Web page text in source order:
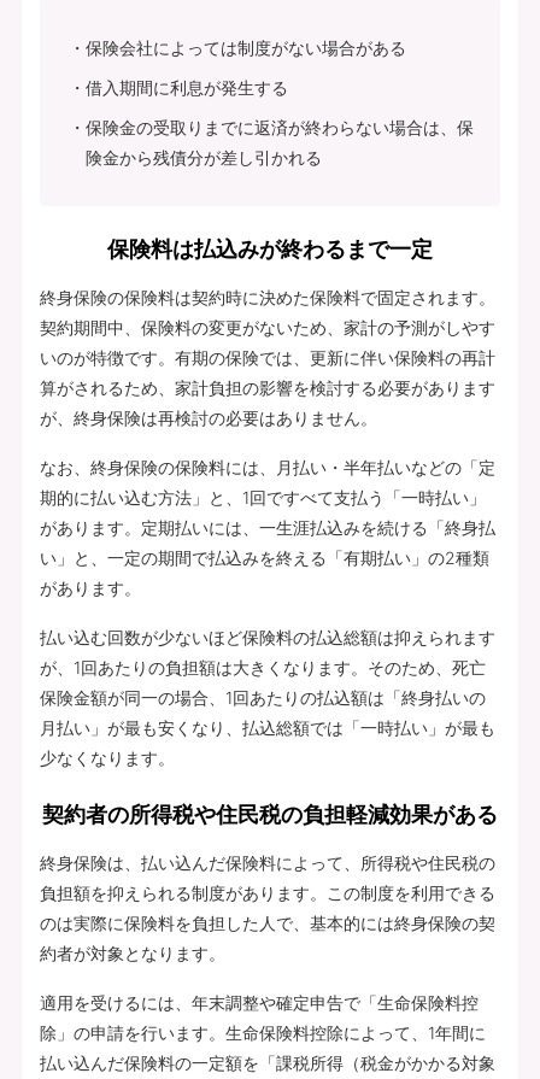
保険会社によっては制度がない場合がある
借入期間に利息が発生する
保険金の受取りまでに返済が終わらない場合は、保
険金から残債分が差し引かれる
保険料は払込みが終わるまで一定
終身保険の保険料は契約時に決めた保険料で固定されます。
契約期間中、保険料の変更がないため、家計の予測がしやす
いのが特徴です。有期の保険では、更新に伴い保険料の再計
算がされるため、家計負担の影響を検討する必要があります
が、終身保険は再検討の必要はありません。
なお、終身保険の保険料には、月払い・半年払いなどの「定
期的に払い込む方法」と、1回ですべて支払う「一時払い」
があります。定期払いには、一生涯払込みを続ける「終身払
い」と、一定の期間で払込みを終える「有期払い」の2種類
があります。
払い込む回数が少ないほど保険料の払込総額は抑えられます
が、1回あたりの負担額は大きくなります。そのため、死亡
保険金額が同一の場合、1回あたりの払込額は「終身払いの
月払い」が最も安くなり、払込総額では「一時払い」が最も
少なくなります。
契約者の所得税や住民税の負担軽減効果がある
終身保険は、払い込んだ保険料によって、所得税や住民税の
負担額を抑えられる制度があります。この制度を利用できる
のは実際に保険料を負担した人で、基本的には終身保険の契
約者が対象となります。
適用を受けるには、年末調整や確定申告で「生命保険料控
除」の申請を行います。生命保険料控除によって、1年間に
払い込んだ保険料の一定額を「課税所得（税金がかかる対象